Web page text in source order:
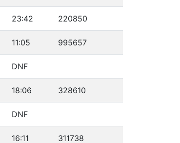
23:42 220850
11:05 995657
DNF
18:06 328610
DNF
16:11 311738